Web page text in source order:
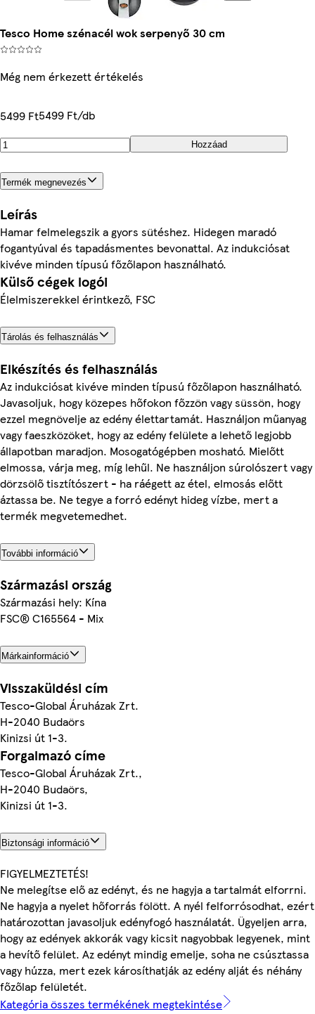
Tesco Home szénacél wok serpenyő 30 cm
Még nem érkezett értékelés
5499 Ft5499 Ft/db
Hozzáad
Termék megnevezés
Leírás
Hamar felmelegszik a gyors sütéshez. Hidegen maradó
fogantyúval és tapadásmentes bevonattal. Az indukciósat
kivéve minden típusú főzőlapon használható.
Külső cégek logói
Élelmiszerekkel érintkező, FSC
Tárolás és felhasználás
Elkészítés és felhasználás
Az indukciósat kivéve minden típusú főzőlapon használható.
Javasoljuk, hogy közepes hőfokon főzzön vagy süssön, hogy
ezzel megnövelje az edény élettartamát. Használjon műanyag
vagy faeszközöket, hogy az edény felülete a lehető legjobb
állapotban maradjon. Mosogatógépben mosható. Mielőtt
elmossa, várja meg, míg lehűl. Ne használjon súrolószert vagy
dörzsölő tisztítószert - ha ráégett az étel, elmosás előtt
áztassa be. Ne tegye a forró edényt hideg vízbe, mert a
termék megvetemedhet.
További információ
Származási ország
Származási hely: Kína
FSC® C165564 - Mix
Márkainformáció
Visszaküldési cím
Tesco-Global Áruházak Zrt.
H-2040 Budaörs
Kinizsi út 1-3.
Forgalmazó címe
Tesco-Global Áruházak Zrt.,
H-2040 Budaörs,
Kinizsi út 1-3.
Biztonsági információ
FIGYELMEZTETÉS!
Ne melegítse elő az edényt, és ne hagyja a tartalmát elforrni.
Ne hagyja a nyelet hőforrás fölött. A nyél felforrósodhat, ezért
határozottan javasoljuk edényfogó használatát. Ügyeljen arra,
hogy az edények akkorák vagy kicsit nagyobbak legyenek, mint
a hevítő felület. Az edényt mindig emelje, soha ne csúsztassa
vagy húzza, mert ezek károsíthatják az edény alját és néhány
főzőlap felületét.
Kategória összes termékének megtekintése